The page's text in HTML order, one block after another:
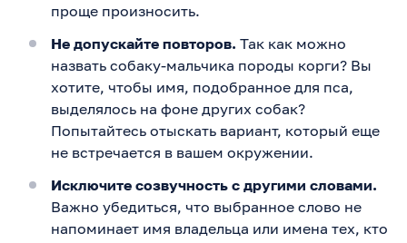
проще произносить.
Не допускайте повторов. Так как можно
назвать собаку-мальчика породы корги? Вы
хотите, чтобы имя, подобранное для пса,
выделялось на фоне других собак?
Попытайтесь отыскать вариант, который еще
не встречается в вашем окружении.
Исключите созвучность с другими словами.
Важно убедиться, что выбранное слово не
напоминает имя владельца или имена тех, кто